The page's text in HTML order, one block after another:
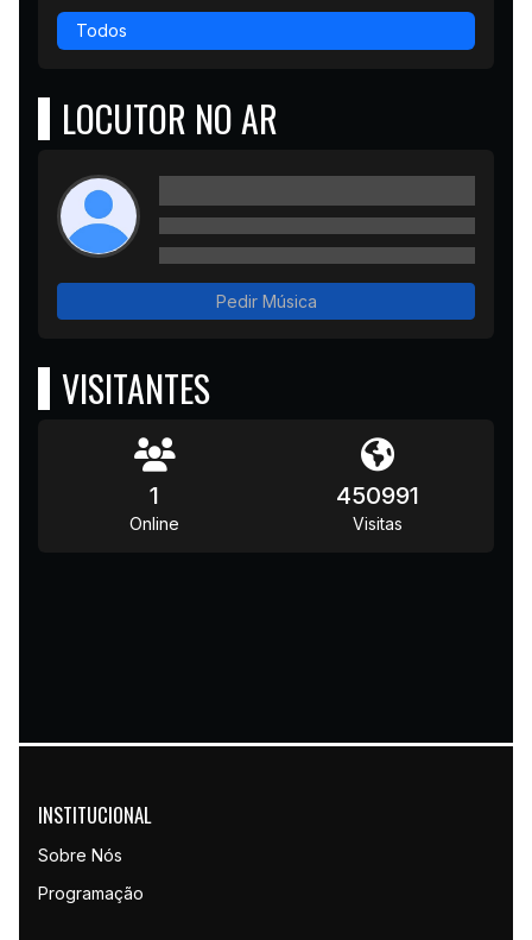
Todos
LOCUTOR NO AR
Pedir Música
VISITANTES
1
Online
450991
Visitas
INSTITUCIONAL
Sobre Nós
Programação